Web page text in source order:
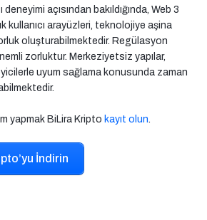
deneyimi açısından bakıldığında, Web 3
kullanıcı arayüzleri, teknolojiye aşina
oluşturabilmektedir. Regülasyon
zorluktur. Merkeziyetsiz yapılar,
uyum sağlama konusunda zaman
yapmak BiLira Kripto kayıt olun.
İndirin